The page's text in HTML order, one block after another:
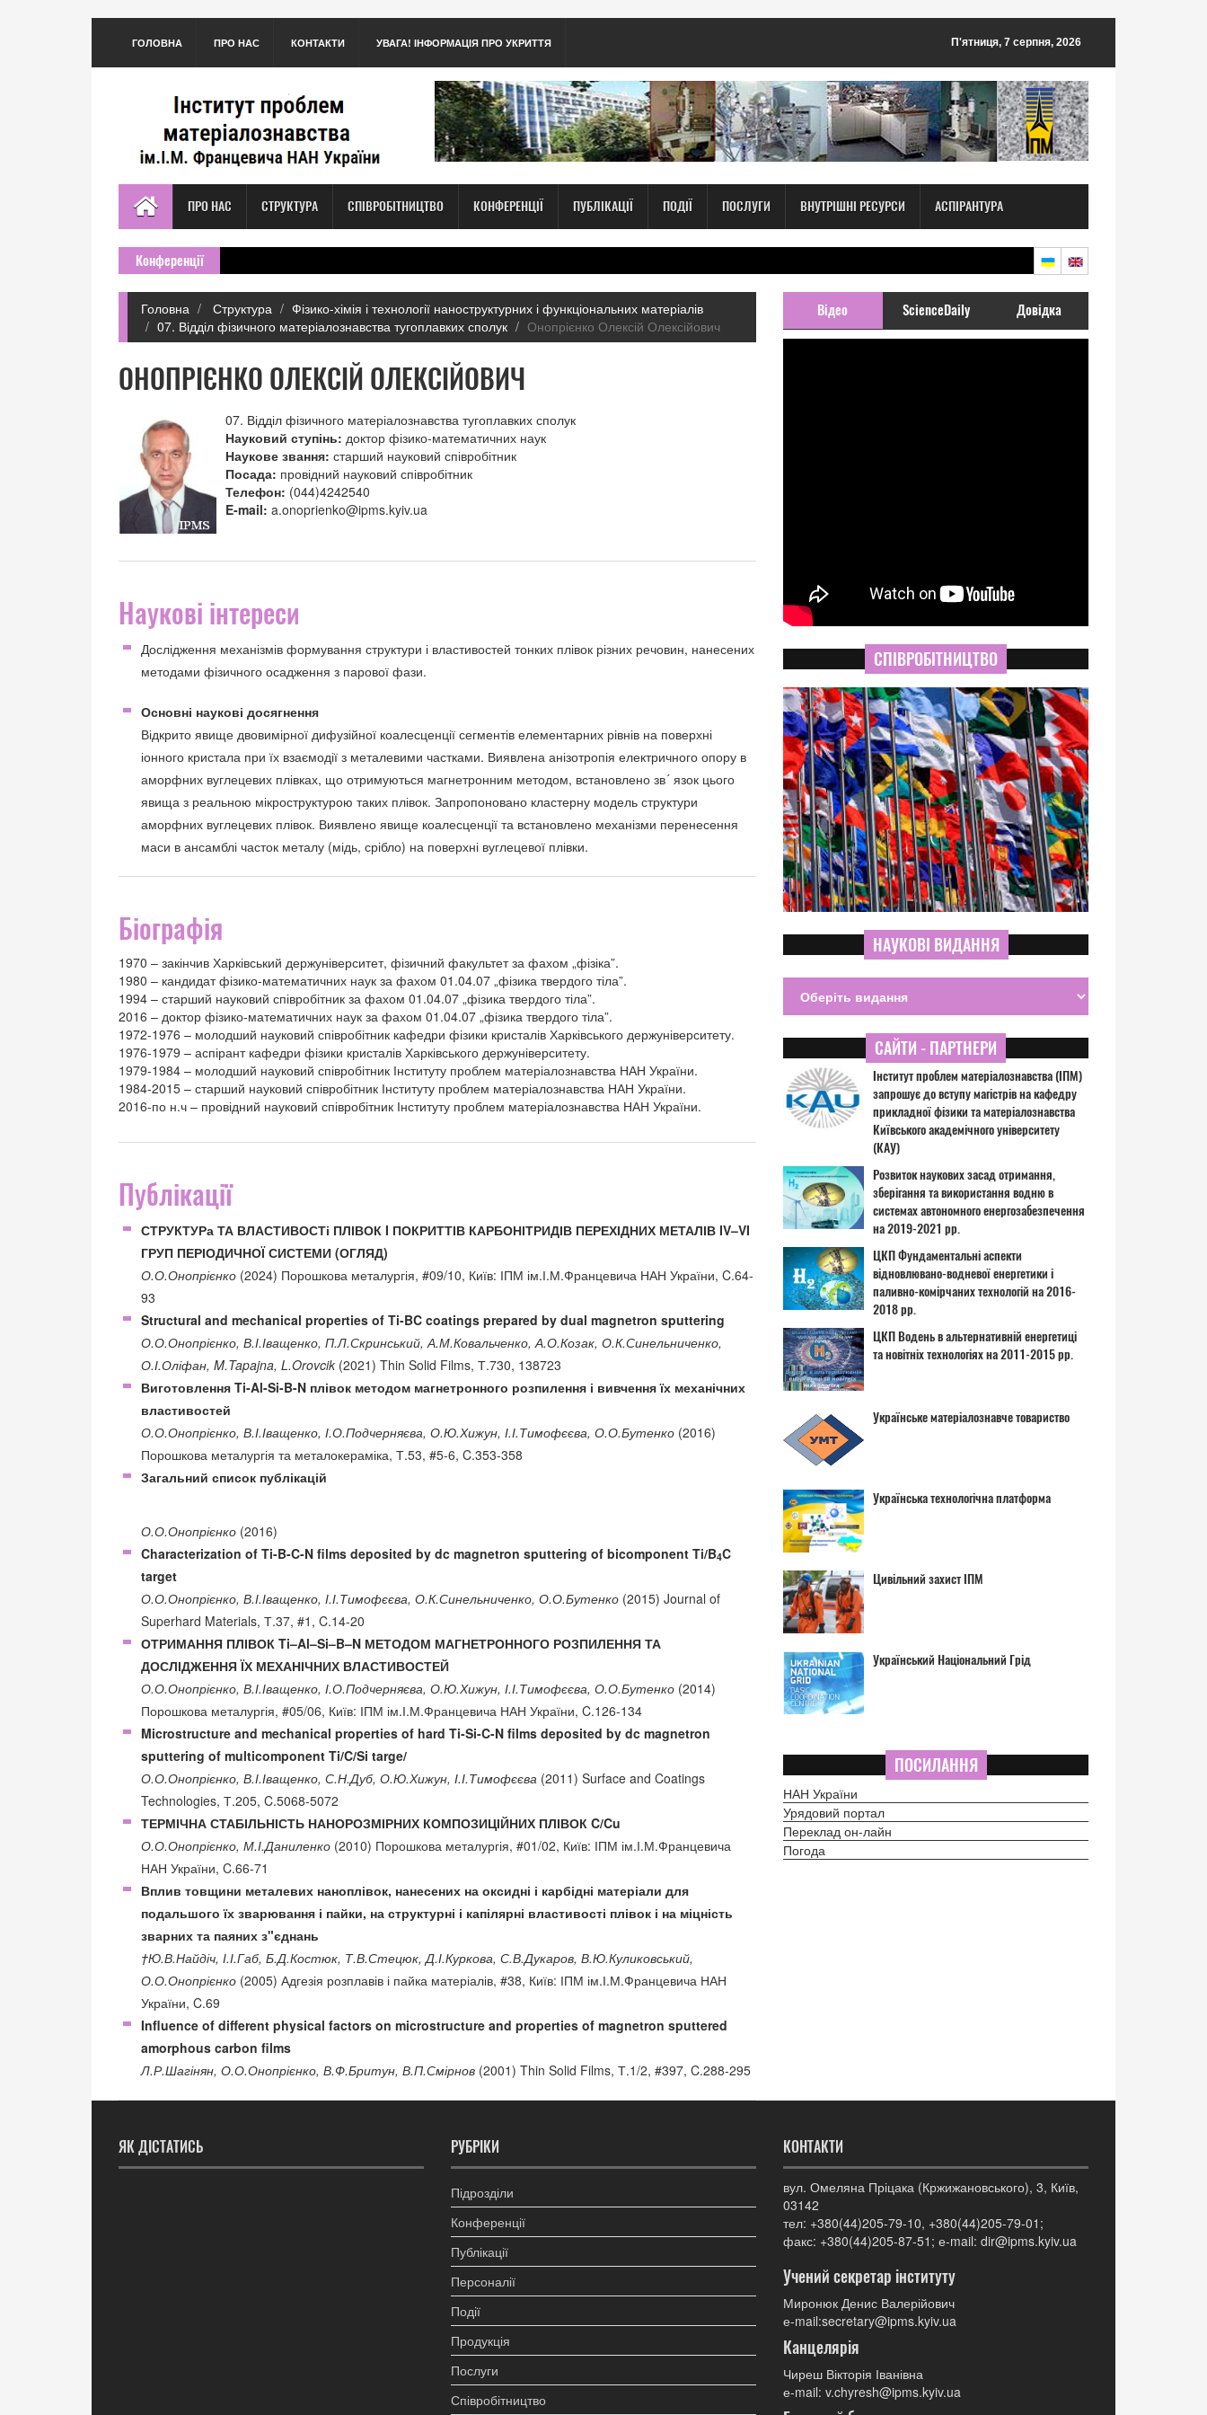
ГОЛОВНА ПРО НАС КОНТАКТИ УВАГА! ІНФОРМАЦІЯ ПРО УКРИТТЯ П'ятниця, 7 серпня, 2026
ПРО НАС СТРУКТУРА СПІВРОБІТНИЦТВО КОНФЕРЕНЦІЇ ПУБЛІКАЦІЇ ПОДІЇ ПОСЛУГИ ВНУТРІШНІ РЕСУРСИ АСПІРАНТУРА
Конференції
Головна Структура
Фізико-хімія і технології наноструктурних і функціональних матеріалів
07. Відділ фізичного матеріалознавства тугоплавких сполук
Онопрієнко Олексій Олексійович
ОНОПРІЄНКО ОЛЕКСІЙ ОЛЕКСІЙОВИЧ
07. Відділ фізичного матеріалознавства тугоплавких сполук
Науковий ступінь: доктор фізико-математичних наук
Наукове звання:старший науковий співробітник
Посада: провідний науковий співробітник
Телефон: (044)4242540
E-mail:a.onoprienko@ipms.kyiv.ua
Наукові інтереси
Дослідження механізмів формування структури і властивостей тонких плівок різних речовин, нанесених
методами фізичного осадження з парової фази.
Основні наукові досягнення
Відкрито явище двовимірної дифузійної коалесценції сегментів елементарних рівнів на поверхні
іонного кристала при їх взаємодії з металевими частками. Виявлена анізотропія електричного опору в
аморфних вуглецевих плівках, що отримуються магнетронним методом, встановлено зв´ язок цього
явища з реальною мікроструктурою таких плівок. Запропоновано кластерну модель структури
аморфних вуглецевих плівок. Виявлено явище коалесценції та встановлено механізми перенесення
маси в ансамблі часток металу (мідь, срібло) на поверхні вуглецевої плівки.
Біографія
1970 – закінчив Харківський держуніверситет, фізичний факультет за фахом „фізіка”.
1980 – кандидат фізико-математичних наук за фахом 01.04.07 „фізика твердого тіла”.
1994 – старший науковий співробітник за фахом 01.04.07 „фізика твердого тіла”.
2016 – доктор фізико-математичних наук за фахом 01.04.07 „фізика твердого тіла”.
1972-1976 – молодший науковий співробітник кафедри фізики кристалів Харківського держуніверситету.
1976-1979 – аспірант кафедри фізики кристалів Харківського держуніверситету.
1979-1984 – молодший науковий співробітник Інституту проблем матеріалознавства НАН України.
1984-2015 – старший науковий співробітник Інституту проблем матеріалознавства НАН України.
2016-по н.ч – провідний науковий співробітник Інституту проблем матеріалознавства НАН України.
Публікації
СТРУКТУРа ТА ВЛАСТИВОСТі ПЛІВОК I ПОКРИТТІВ КАРБОНІТРИДІВ ПЕРЕХІДНИХ МЕТАЛІВ IV–VI
ГРУП ПЕРІОДИЧНОЇ СИСТЕМИ (ОГЛЯД)
О.О.Онопрієнко (2024) Порошкова металургія, #09/10, Київ: ІПМ ім.І.М.Францевича НАН України, C.64-
93
Structural and mechanical properties of Ti-BC coatings prepared by dual magnetron sputtering
О.О.Онопрієнко, В.І.Іващенко, П.Л.Скринський, А.М.Ковальченко, А.О.Козак, О.К.Синельниченко,
О.І.Оліфан, M.Tapajna, L.Orovcik (2021) Thin Solid Films, Т.730, 138723
Виготовлення Ti-Al-Si-B-N плівок методом магнетронного розпилення і вивчення їх механічних
властивостей
О.О.Онопрієнко, В.І.Іващенко, І.О.Подчерняєва, О.Ю.Хижун, І.І.Тимофєєва, О.О.Бутенко (2016)
Порошкова металургія та металокераміка, Т.53, #5-6, C.353-358
Загальний список публікацій
О.О.Онопрієнко (2016)
Characterization of Ti-B-C-N films deposited by dc magnetron sputtering of bicomponent Ti/B4C
target
О.О.Онопрієнко, В.І.Іващенко, І.І.Тимофєєва, О.К.Синельниченко, О.О.Бутенко (2015) Journal of
Superhard Materials, Т.37, #1, C.14-20
ОТРИМАННЯ ПЛІВОК Ti–Al–Si–B–N МЕТОДОМ МАГНЕТРОННОГО РОЗПИЛЕННЯ ТА
ДОСЛІДЖЕННЯ ЇХ МЕХАНІЧНИХ ВЛАСТИВОСТЕЙ
О.О.Онопрієнко, В.І.Іващенко, І.О.Подчерняєва, О.Ю.Хижун, І.І.Тимофєєва, О.О.Бутенко (2014)
Порошкова металургія, #05/06, Київ: ІПМ ім.І.М.Францевича НАН України, C.126-134
Microstructure and mechanical properties of hard Ti-Si-C-N films deposited by dc magnetron
sputtering of multicomponent Ti/C/Si targe/
О.О.Онопрієнко, В.І.Іващенко, С.Н.Дуб, О.Ю.Хижун, І.І.Тимофєєва (2011) Surface and Coatings
Technologies, Т.205, C.5068-5072
ТЕРМІЧНА СТАБІЛЬНІСТЬ НАНОРОЗМІРНИХ КОМПОЗИЦІЙНИХ ПЛІВОК C/Cu
О.О.Онопрієнко, М.І.Даниленко (2010) Порошкова металургія, #01/02, Київ: ІПМ ім.І.М.Францевича
НАН України, C.66-71
Вплив товщини металевих наноплівок, нанесених на оксидні і карбідні матеріали для
подальшого їх зварювання і пайки, на структурні і капілярні властивості плівок і на міцність
зварних та паяних з"єднань
†Ю.В.Найдіч, І.І.Габ, Б.Д.Костюк, Т.В.Стецюк, Д.І.Куркова, С.В.Дукаров, В.Ю.Куликовський,
О.О.Онопрієнко (2005) Адгезія розплавів і пайка матеріалів, #38, Київ: ІПМ ім.І.М.Францевича НАН
України, C.69
Influence of different physical factors on microstructure and properties of magnetron sputtered
amorphous carbon films
Л.Р.Шагінян, О.О.Онопрієнко, В.Ф.Бритун, В.П.Смірнов (2001) Thin Solid Films, Т.1/2, #397, C.288-295
Відео ScienceDaily Довідка
СПІВРОБІТНИЦТВО
НАУКОВІ ВИДАННЯ
САЙТИ - ПАРТНЕРИ
Інститут проблем матеріалознавства (ІПМ)
запрошує до вступу магістрів на кафедру
прикладної фізики та матеріалознавства
Київського академічного університету
(КАУ)
Розвиток наукових засад отримання,
зберігання та використання водню в
системах автономного енергозабезпечення
на 2019-2021 рр.
ЦКП Фундаментальні аспекти
відновлювано-водневої енергетики і
паливно-комірчаних технологій на 2016-
2018 рр.
ЦКП Водень в альтернативній енергетиці
та новітніх технологіях на 2011-2015 рр.
Українське матеріалознавче товариство
Українська технологічна платформа
Цивільний захист ІПМ
Український Національний Грід
ПОСИЛАННЯ
НАН України
Урядовий портал
Переклад он-лайн
Погода
ЯК ДІСТАТИСЬ РУБРІКИ
Підрозділи
Конференції
Публікації
Персоналії
Події
Продукція
Послуги
Співробітництво
КОНТАКТИ
вул. Омеляна Пріцака (Кржижановського), 3, Київ,
03142
тел: +380(44)205-79-10, +380(44)205-79-01;
факс: +380(44)205-87-51; е-mail: dir@ipms.kyiv.ua
Учений секретар інституту
Миронюк Денис Валерійович
е-mail:secretary@ipms.kyiv.ua
Канцелярія
Чиреш Вікторія Іванівна
е-mail: v.chyresh@ipms.kyiv.ua